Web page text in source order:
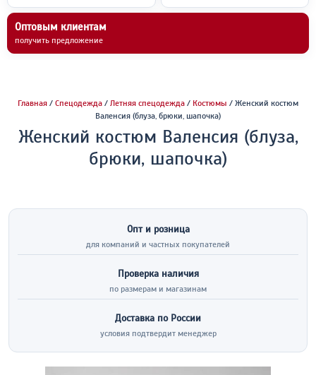
Оптовым клиентам
получить предложение
Главная / Спецодежда / Летняя спецодежда / Костюмы / Женский костюм
Валенсия (блуза, брюки, шапочка)
Женский костюм Валенсия (блуза,
брюки, шапочка)
Опт и розница
для компаний и частных покупателей
Проверка наличия
по размерам и магазинам
Доставка по России
условия подтвердит менеджер